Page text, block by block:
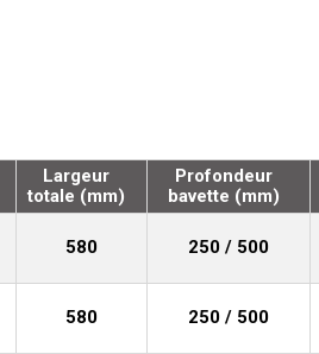
Largeur
totale (mm)
Profondeur
bavette (mm)
580 250 / 500
580 250 / 500